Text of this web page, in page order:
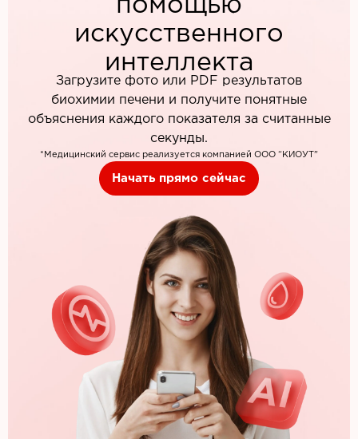
помощью
искусственного
интеллекта
Загрузите фото или PDF результатов
биохимии печени и получите понятные
объяснения каждого показателя за считанные
секунды.
*Медицинский сервис реализуется компанией ООО “КИОУТ”
Начать прямо сейчас